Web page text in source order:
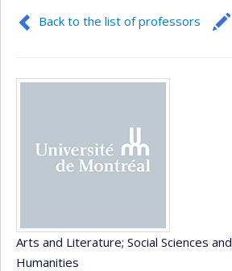
Back to the list of professors
Arts and Literature; Social Sciences and
Humanities